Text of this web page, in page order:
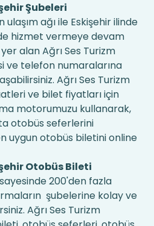
Şubeleri
ulaşım ağı ile Eskişehir ilinde
hizmet vermeye devam
alan Ağrı Ses Turizm
ve telefon numaralarına
Ağrı Ses Turizm
ve bilet fiyatları için
motorumuzu kullanarak,
otobüs seferlerini
uygun otobüs biletini online
Otobüs Bileti
200'den fazla
şubelerine kolay ve
Ağrı Ses Turizm